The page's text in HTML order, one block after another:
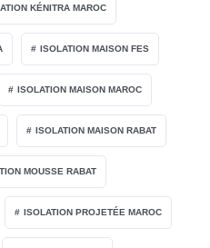
KÉNITRA MAROC
ISOLATION MAISON FES
ISOLATION MAISON MAROC
ISOLATION MAISON RABAT
MOUSSE RABAT
ISOLATION PROJETÉE MAROC